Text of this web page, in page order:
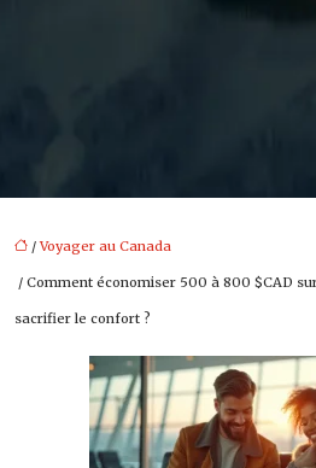
/Voyager au Canada
/ Comment économiser 500 à 800 $CAD
sacrifier le confort ?